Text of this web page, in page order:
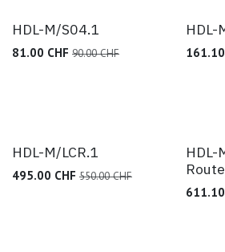
HDL-M/S04.1
81.00 CHF 90.00CHF
HDL-
161.10
HDL-M/LCR.1
495.00 CHF 550.00CHF
HDL-
611.10